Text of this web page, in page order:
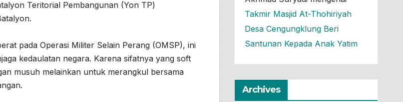
Teritorial Pembangunan (Yon TP)
pada Operasi Militer Selain Perang (OMSP), ini
kedaulatan negara. Karena sifatnya yang soft
musuh melainkan untuk merangkul bersama
Takmir Masjid At-Thohiriyah
Desa Cengungklung Beri
Santunan Kepada Anak Yatim
Archives